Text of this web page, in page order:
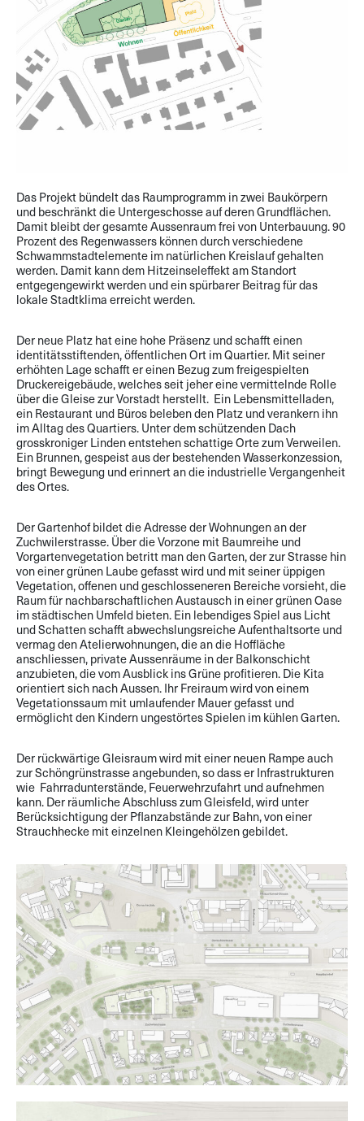
Das Projekt bündelt das Raumprogramm in zwei Baukörpern
und beschränkt die Untergeschosse auf deren Grundflächen.
Damit bleibt der gesamte Aussenraum frei von Unterbauung. 90
Prozent des Regenwassers können durch verschiedene
Schwammstadtelemente im natürlichen Kreislauf gehalten
werden. Damit kann dem Hitzeinseleffekt am Standort
entgegengewirkt werden und ein spürbarer Beitrag für das
lokale Stadtklima erreicht werden.
Der neue Platz hat eine hohe Präsenz und schafft einen
identitätsstiftenden, öffentlichen Ort im Quartier. Mit seiner
erhöhten Lage schafft er einen Bezug zum freigespielten
Druckereigebäude, welches seit jeher eine vermittelnde Rolle
über die Gleise zur Vorstadt herstellt. Ein Lebensmittelladen,
ein Restaurant und Büros beleben den Platz und verankern ihn
im Alltag des Quartiers. Unter dem schützenden Dach
grosskroniger Linden entstehen schattige Orte zum Verweilen.
Ein Brunnen, gespeist aus der bestehenden Wasserkonzession,
bringt Bewegung und erinnert an die industrielle Vergangenheit
des Ortes.
Der Gartenhof bildet die Adresse der Wohnungen an der
Zuchwilerstrasse. Über die Vorzone mit Baumreihe und
Vorgartenvegetation betritt man den Garten, der zur Strasse hin
von einer grünen Laube gefasst wird und mit seiner üppigen
Vegetation, offenen und geschlosseneren Bereiche vorsieht, die
Raum für nachbarschaftlichen Austausch in einer grünen Oase
im städtischen Umfeld bieten. Ein lebendiges Spiel aus Licht
und Schatten schafft abwechslungsreiche Aufenthaltsorte und
vermag den Atelierwohnungen, die an die Hoffläche
anschliessen, private Aussenräume in der Balkonschicht
anzubieten, die vom Ausblick ins Grüne profitieren. Die Kita
orientiert sich nach Aussen. Ihr Freiraum wird von einem
Vegetationssaum mit umlaufender Mauer gefasst und
ermöglicht den Kindern ungestörtes Spielen im kühlen Garten.
Der rückwärtige Gleisraum wird mit einer neuen Rampe auch
zur Schöngrünstrasse angebunden, so dass er Infrastrukturen
wie Fahrradunterstände, Feuerwehrzufahrt und aufnehmen
kann. Der räumliche Abschluss zum Gleisfeld, wird unter
Berücksichtigung der Pflanzabstände zur Bahn, von einer
Strauchhecke mit einzelnen Kleingehölzen gebildet.